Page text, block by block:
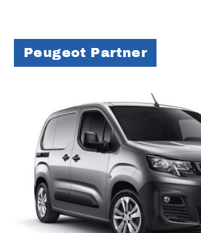
Peugeot Partner